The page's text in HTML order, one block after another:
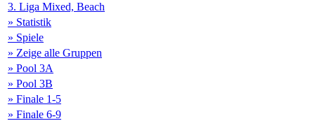
3. Liga Mixed, Beach
» Statistik
» Spiele
» Zeige alle Gruppen
» Pool 3A
» Pool 3B
» Finale 1-5
» Finale 6-9